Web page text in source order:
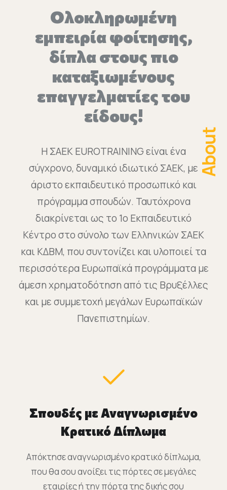
Oλοκληρωμένη
εμπειρία φοίτησης,
δίπλα στους πιο
καταξιωμένους
επαγγελματίες του
είδους!
Η ΣΑΕΚ EUROTRAINING είναι ένα
σύγχρονο, δυναμικό ιδιωτικό ΣΑΕΚ, με
άριστο εκπαιδευτικό προσωπικό και
πρόγραμμα σπουδών. Ταυτόχρονα
διακρίνεται ως το 1ο Εκπαιδευτικό
Κέντρο στο σύνολο των Ελληνικών ΣΑΕΚ
και ΚΔΒΜ, που συντονίζει και υλοποιεί τα
περισσότερα Ευρωπαϊκά προγράμματα με
άμεση χρηματοδότηση από τις Βρυξέλλες
και με συμμετοχή μεγάλων Ευρωπαϊκών
Πανεπιστημίων.
About
Σπουδές με Αναγνωρισμένο
Κρατικό Δίπλωμα
Απόκτησε αναγνωρισμένο κρατικό δίπλωμα,
που θα σου ανοίξει τις πόρτες σε μεγάλες
εταιρίες ή την πόρτα της δικής σου